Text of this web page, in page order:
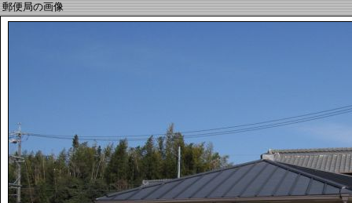
郵便局の画像